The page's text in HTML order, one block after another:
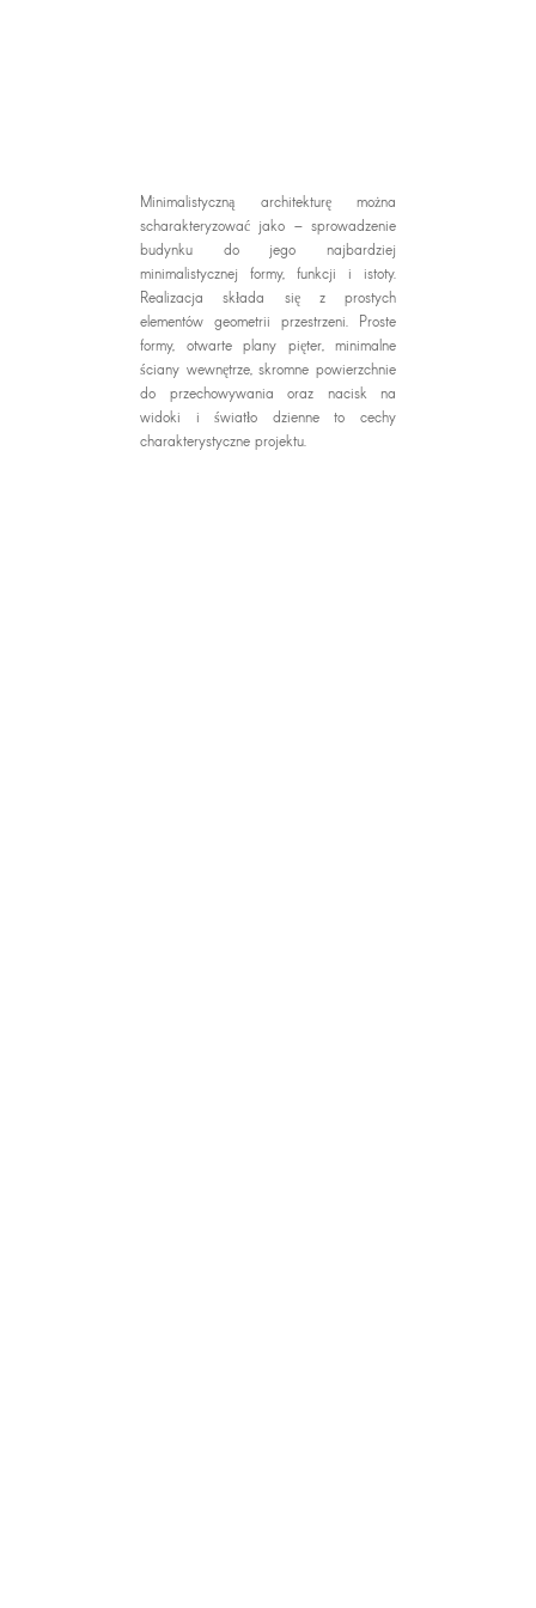
Minimalistyczną architekturę można
scharakteryzować jako – sprowadzenie
budynku do jego najbardziej
minimalistycznej formy, funkcji i istoty.
Realizacja składa się z prostych
elementów geometrii przestrzeni. Proste
formy, otwarte plany pięter, minimalne
ściany wewnętrze, skromne powierzchnie
do przechowywania oraz nacisk na
widoki i światło dzienne to cechy
charakterystyczne projektu.